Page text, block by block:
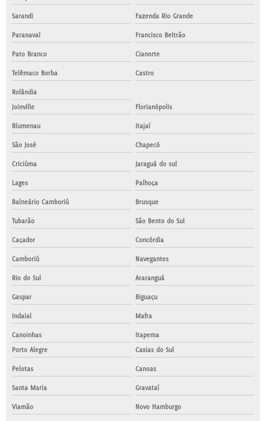
Sarandi Fazenda Rio Grande
Paranavaí Francisco Beltrão
Pato Branco Cianorte
Telêmaco Borba Castro
Rolândia
Joinville
Florianópolis
Blumenau Itajaí
São José Chapecó
Criciúma Jaraguá do sul
Lages Palhoça
Balneário Camboriú Brusque
Tubarão São Bento do Sul
Caçador Concórdia
Camboriú Navegantes
Rio do Sul Araranguá
Gaspar Biguaçu
Indaial Mafra
Canoinhas
Itapema
Porto Alegre
Caxias do Sul
Pelotas Canoas
Santa Maria Gravataí
Viamão Novo Hamburgo